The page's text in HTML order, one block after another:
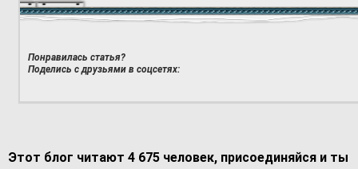
Понравилась статья?
Поделись с друзьями в соцсетях:
Этот блог читают 4 675 человек, присоединяйся и ты